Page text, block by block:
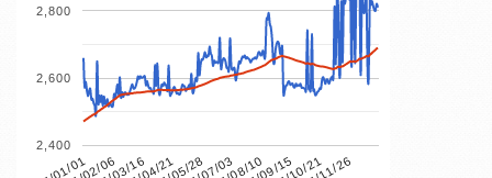
2,400
2,600
2,800